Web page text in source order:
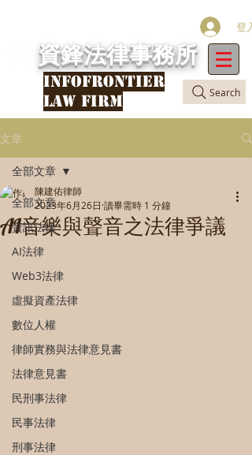
Search
登入
資鋒法律事務所
INFOFRONTIER
LAW FIRM
文章
全部文章
資訊法律
AI法律
Web3法律
虛擬資產法律
數位人權
律師實務與法律意見書
法律意見書
民刑事法律
民事法律
刑事法律
全部文章
AI音樂與聲音之法律爭議
陳建佑律師
2023年6月26日 讀畢需時 1 分鐘